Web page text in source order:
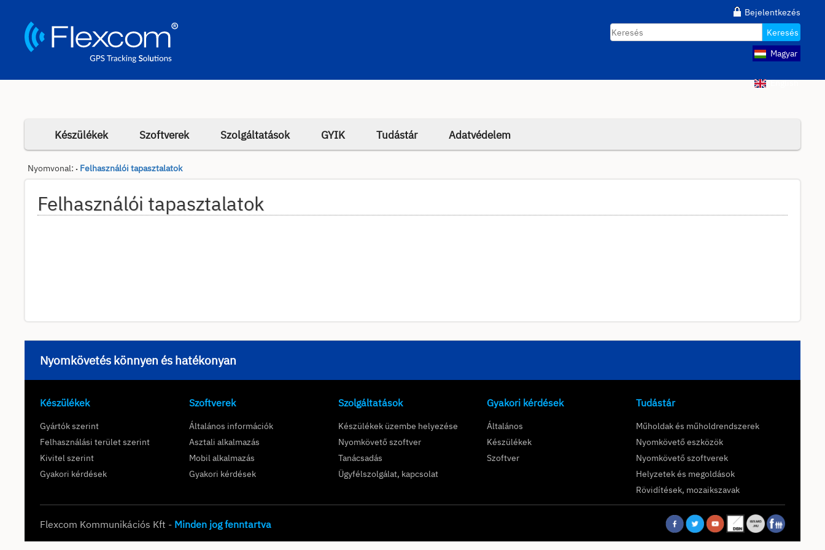
Bejelentkezés
Keresés
Magyar
English
Készülékek Szoftverek Szolgáltatások GYIK Tudástár Adatvédelem
Nyomvonal: • Felhasználói tapasztalatok
Felhasználói tapasztalatok
Nyomkövetés könnyen és hatékonyan
Készülékek
Gyártók szerint
Felhasználási terület szerint
Kivitel szerint
Gyakori kérdések
Szoftverek
Általános információk
Asztali alkalmazás
Mobil alkalmazás
Gyakori kérdések
Szolgáltatások
Készülékek üzembe helyezése
Nyomkövető szoftver
Tanácsadás
Ügyfélszolgálat, kapcsolat
Gyakori kérdések
Általános
Készülékek
Szoftver
Tudástár
Műholdak és műholdrendszerek
Nyomkövető eszközök
Nyomkövető szoftverek
Helyzetek és megoldások
Rövidítések, mozaikszavak
Flexcom Kommunikációs Kft - Minden jog fenntartva